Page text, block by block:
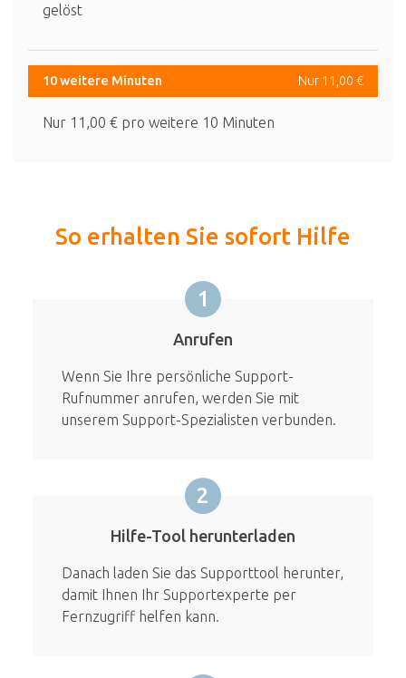
gelöst
10 weitere Minuten Nur 11,00 €
Nur 11,00 € pro weitere 10 Minuten
So erhalten Sie sofort Hilfe
1
Anrufen
Wenn Sie Ihre persönliche Support-
Rufnummer anrufen, werden Sie mit
unserem Support-Spezialisten verbunden.
2
Hilfe-Tool herunterladen
Danach laden Sie das Supporttool herunter,
damit Ihnen Ihr Supportexperte per
Fernzugriff helfen kann.